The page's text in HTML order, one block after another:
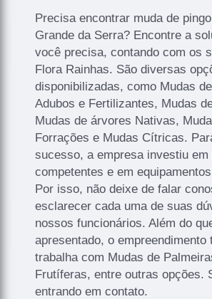
Precisa encontrar muda de
Grande da Serra? Encontre a
você precisa, contando com os
Flora Rainhas. São diversas
disponibilizadas, como Mudas
Adubos e Fertilizantes, Mudas
Mudas de árvores Nativas,
Forrações e Mudas Cítricas.
sucesso, a empresa investiu
competentes e em
Por isso, não deixe de falar
esclarecer cada uma de suas
nossos funcionários. Além do
apresentado, o empreendimento
trabalha com Mudas de
Frutíferas, entre outras opções.
entrando em contato.